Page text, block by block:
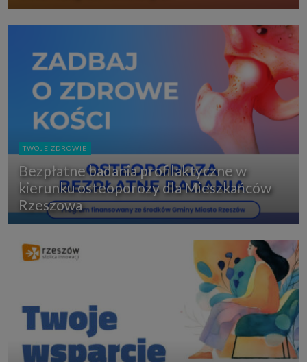
TWOJE ZDROWIE
Bezpłatne badania profilaktyczne w
kierunku osteoporozy dla Mieszkańców
Rzeszowa